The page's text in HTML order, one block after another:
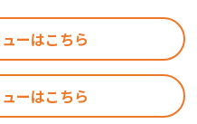
ーはこちら
ーはこちら